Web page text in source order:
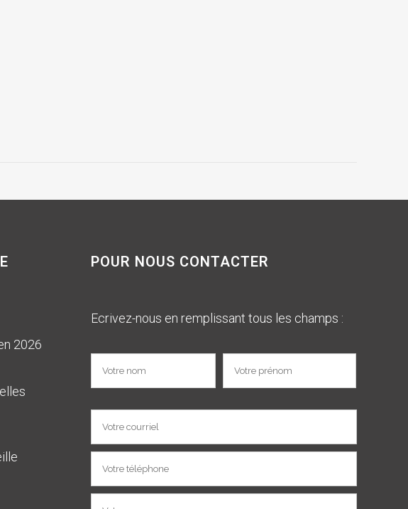
2026
POUR NOUS CONTACTER
Ecrivez-nous en remplissant tous les champs :